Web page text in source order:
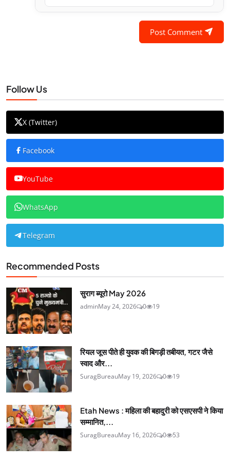
Post Comment
Follow Us
X (Twitter)
Facebook
YouTube
WhatsApp
Telegram
Recommended Posts
सुराग ब्यूरो May 2026
adminMay 24, 2026 0 19
रियल जूस पीते ही युवक की बिगड़ी तबीयत, गटर जैसे
स्वाद और...
SuragBureauMay 19, 2026 0 19
Etah News : महिला की बहादुरी को एसएसपी ने किया
सम्मानित,...
SuragBureauMay 16, 2026 0 53